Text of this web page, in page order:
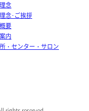
念
念･ご挨拶
要
内
・センター・サロン